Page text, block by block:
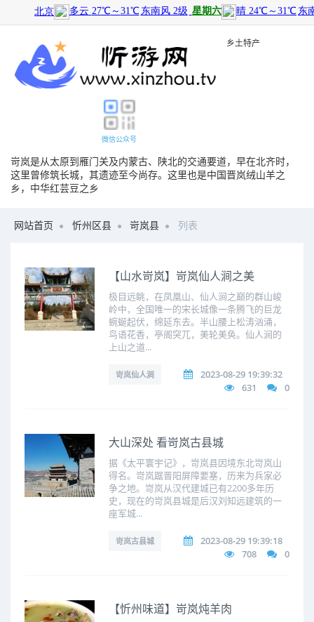
旅游景点 乡土特产
微信公众号
岢岚是从太原到雁门关及内蒙古、陕北的交通要道，早在北齐时，
这里曾修筑长城，其遗迹至今尚存。这里也是中国晋岚绒山羊之
乡，中华红芸豆之乡
网站首页 忻州区县 岢岚县 列表
【山水岢岚】岢岚仙人涧之美
极目远眺，在凤凰山、仙人涧之巅的群山峻
岭中，全国唯一的宋长城像一条腾飞的巨龙
蜿蜒起伏，绵延东去。半山腰上松涛汹涌，
鸟语花香，亭阁突兀，美轮美奂。仙人涧的
上山之道...
岢岚仙人涧
2023-08-29 19:39:32
631
0
大山深处 看岢岚古县城
据《太平寰宇记》，岢岚县因境东北岢岚山
得名。岢岚踞晋阳屏障要塞，历来为兵家必
争之地。岢岚从汉代建城已有2200多年历
史，现在的岢岚县城是后汉刘知远建筑的一
座军城...
岢岚古县城
2023-08-29 19:39:18
708
0
【忻州味道】岢岚炖羊肉